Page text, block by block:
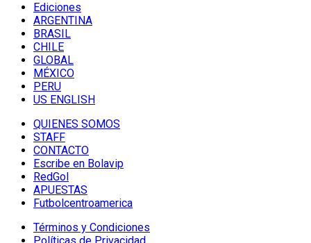
Ediciones
ARGENTINA
BRASIL
CHILE
GLOBAL
MÉXICO
PERU
US ENGLISH
QUIENES SOMOS
STAFF
CONTACTO
Escribe en Bolavip
RedGol
APUESTAS
Futbolcentroamerica
Términos y Condiciones